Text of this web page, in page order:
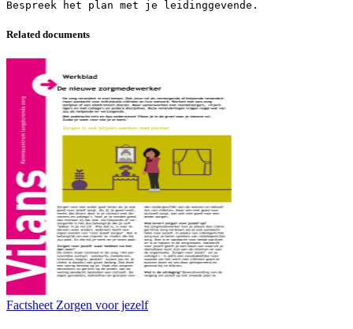
Related documents
Factsheet Zorgen voor jezelf